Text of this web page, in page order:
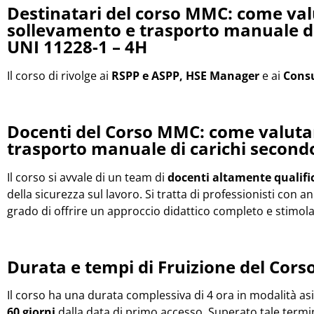
Destinatari del corso MMC: come
sollevamento e trasporto manuale
UNI 11228-1 – 4H
Il corso di rivolge ai RSPP e ASPP, HSE Manager e ai
Docenti del Corso MMC: come
trasporto manuale di carichi
Il corso si avvale di un team di docenti altamente
della sicurezza sul lavoro. Si tratta di professionisti con
grado di offrire un approccio didattico completo e
Durata e tempi di Fruizione del
Il corso ha una durata complessiva di 4 ora in modalità